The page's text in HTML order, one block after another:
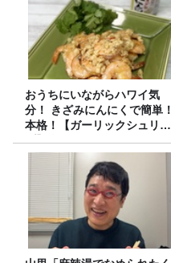
おうちにいながらハワイ気
分！ きざみにんにくで簡単！
本格！【ガーリックシュリン
プ】 桃屋のかんたんレシピ